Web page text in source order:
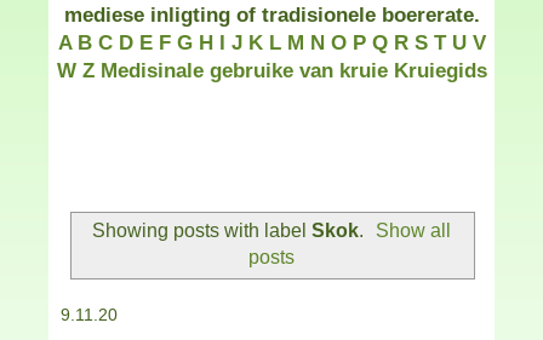
mediese inligting of tradisionele boererate.
A B C D E F G H I J K L M N O P Q R S T U V
W Z Medisinale gebruike van kruie Kruiegids
Showing posts with label Skok.
Show all
posts
9.11.20